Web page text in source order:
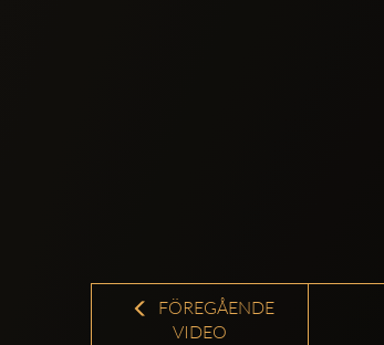
FÖREGÅENDE
VIDEO